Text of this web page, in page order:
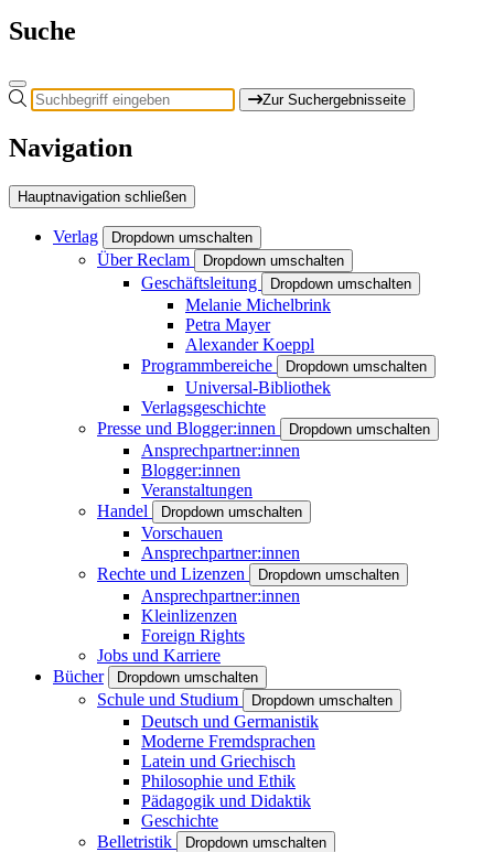
Suche
Zur Suchergebnisseite
Navigation
Hauptnavigation schließen
Verlag Dropdown umschalten
Über Reclam Dropdown umschalten
Geschäftsleitung Dropdown umschalten
Melanie Michelbrink
Petra Mayer
Alexander Koeppl
Programmbereiche
Dropdown umschalten
Universal-Bibliothek
Verlagsgeschichte
Presse und Blogger:innen
Dropdown umschalten
Ansprechpartner:innen
Blogger:innen
Veranstaltungen
Handel
Dropdown umschalten
Vorschauen
Ansprechpartner:innen
Rechte und Lizenzen
Dropdown umschalten
Ansprechpartner:innen
Kleinlizenzen
Foreign Rights
Jobs und Karriere
Bücher
Dropdown umschalten
Schule und Studium Dropdown umschalten
Deutsch und Germanistik
Moderne Fremdsprachen
Latein und Griechisch
Philosophie und Ethik
Pädagogik und Didaktik
Geschichte
Belletristik
Dropdown umschalten